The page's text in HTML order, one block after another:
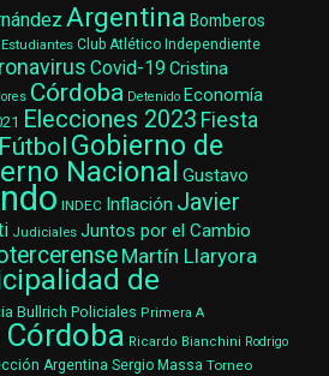
Argentina Bomberos
Club Atlético Independiente
Covid-19 Cristina
Córdoba Detenido Economía
Elecciones 2023 Fiesta
Fútbol Gobierno de
Nacional Gustavo
INDEC Inflación Javier
Judiciales Juntos por el Cambio
Martín Llaryora
de
Bullrich Policiales Primera A
Ricardo Bianchini Rodrigo
Argentina Sergio Massa Torneo